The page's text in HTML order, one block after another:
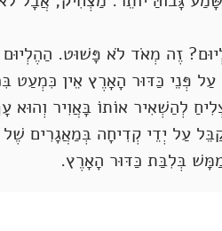
זֶה מְאֹד לֹא פָּשׁוּט.
פְּנֵי כַּדּוּר הָאָרֶץ אֵין
לְהַשְׁאִיר אוֹתוֹ בָּאֲוִיר וְהוּא
עַל יְדֵי קְדִיחָה בְּמַאֲגָרִים
מַמָּשׁ בְּלִבַּת כַּדּוּר הָאָרֶץ.